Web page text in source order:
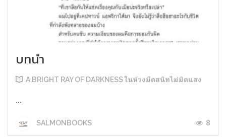
บทนำ
A BRIGHT RAY OF DARKNESS ในห้วงมืดสนิทไม่มิดแสง
...
SALMONBOOKS 8